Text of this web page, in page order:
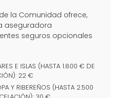
la Comunidad ofrece,
aseguradora
seguros opcionales
E ISLAS (HASTA 1.800 € DE
22 €
Y RIBEREÑOS (HASTA 2.500